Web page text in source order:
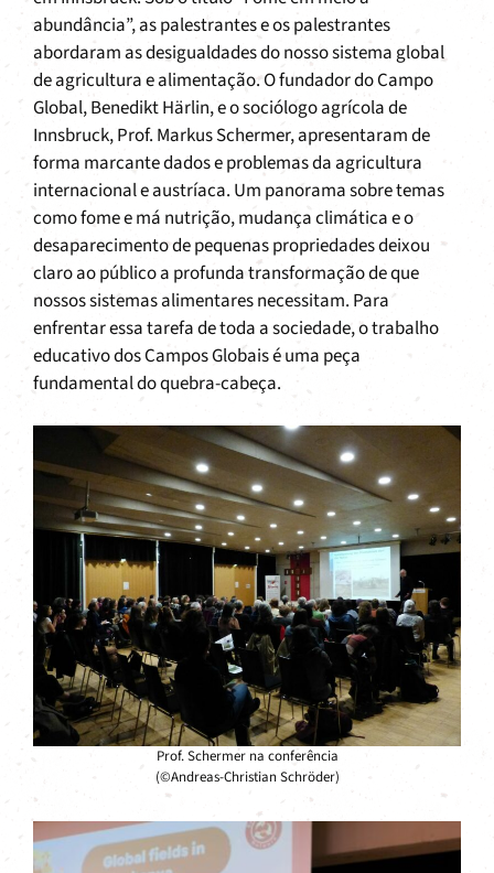
abundância”, as palestrantes e os palestrantes
abordaram as desigualdades do nosso sistema global
de agricultura e alimentação. O fundador do Campo
Global, Benedikt Härlin, e o sociólogo agrícola de
Innsbruck, Prof. Markus Schermer, apresentaram de
forma marcante dados e problemas da agricultura
internacional e austríaca. Um panorama sobre temas
como fome e má nutrição, mudança climática e o
desaparecimento de pequenas propriedades deixou
claro ao público a profunda transformação de que
nossos sistemas alimentares necessitam. Para
enfrentar essa tarefa de toda a sociedade, o trabalho
educativo dos Campos Globais é uma peça
fundamental do quebra-cabeça.
Prof. Schermer na conferência
(©Andreas-Christian Schröder)